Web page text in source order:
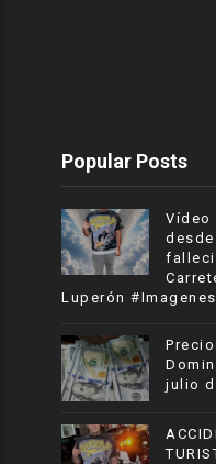
Popular Posts
Vídeo
Luperón
julio